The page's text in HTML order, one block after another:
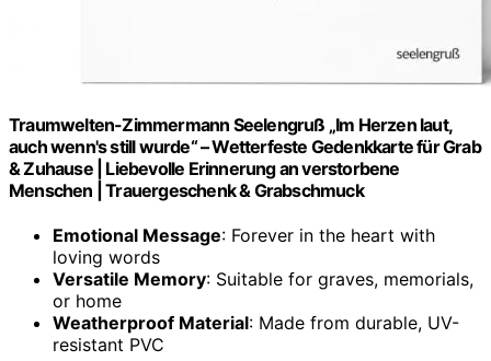
Traumwelten-Zimmermann Seelengruß „Im Herzen laut,
auch wenn's still wurde“ – Wetterfeste Gedenkkarte für Grab
& Zuhause | Liebevolle Erinnerung an verstorbene
Menschen | Trauergeschenk & Grabschmuck
Emotional Message: Forever in the heart with
loving words
Versatile Memory: Suitable for graves, memorials,
or home
Weatherproof Material: Made from durable, UV-
resistant PVC